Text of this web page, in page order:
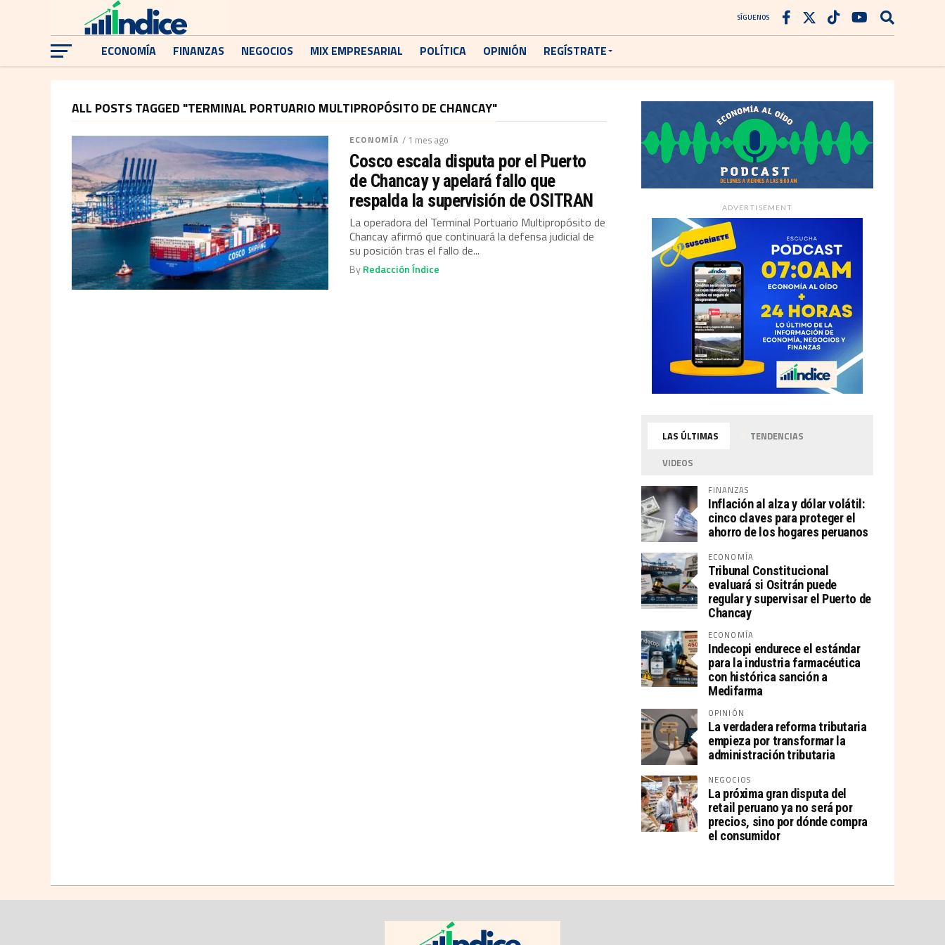
SÍGUENOS
ECONOMÍA FINANZAS NEGOCIOS MIX EMPRESARIAL POLÍTICA OPINIÓN REGÍSTRATE
ALL POSTS TAGGED "TERMINAL PORTUARIO MULTIPROPÓSITO DE CHANCAY"
ECONOMÍA / 1 mes ago
Cosco escala disputa por el Puerto
de Chancay y apelará fallo que
respalda la supervisión de OSITRAN
La operadora del Terminal Portuario Multipropósito de
Chancay afirmó que continuará la defensa judicial de
su posición tras el fallo de...
ByRedacción Índice
ADVERTISEMENT
LAS ÚLTIMAS
TENDENCIAS
VIDEOS
FINANZAS
Inflación al alza y dólar volátil:
cinco claves para proteger el
ahorro de los hogares peruanos
ECONOMÍA
Tribunal Constitucional
evaluará si Ositrán puede
regular y supervisar el Puerto de
Chancay
ECONOMÍA
Indecopi endurece el estándar
para la industria farmacéutica
con histórica sanción a
Medifarma
OPINIÓN
La verdadera reforma tributaria
empieza por transformar la
administración tributaria
NEGOCIOS
La próxima gran disputa del
retail peruano ya no será por
precios, sino por dónde compra
el consumidor